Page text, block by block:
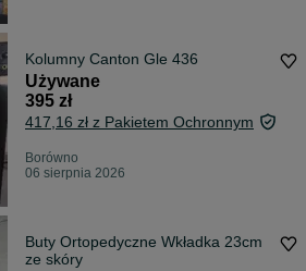
Kolumny Canton Gle 436
Używane
395 zł
417,16 zł z Pakietem Ochronnym
Borówno
06 sierpnia 2026
Buty Ortopedyczne Wkładka 23cm
ze skóry